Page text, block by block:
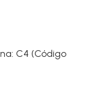
C4 (Código